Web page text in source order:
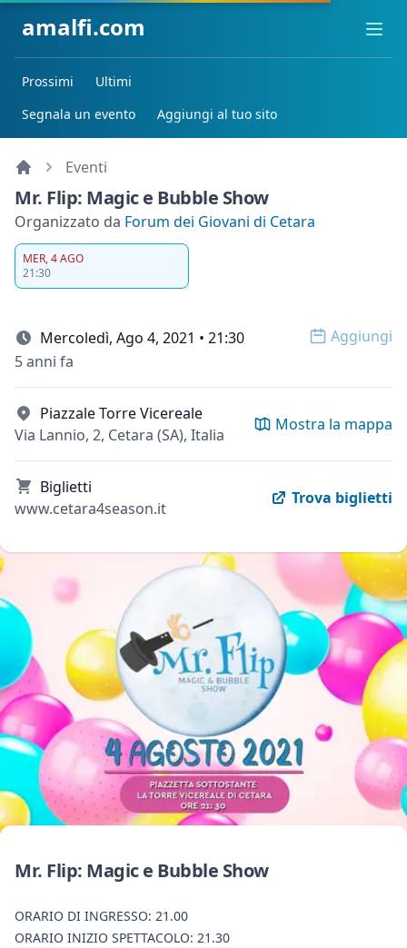
amalfi.com
Prossimi
Ultimi
Segnala un evento
Aggiungi al tuo sito
Eventi
Mr. Flip: Magic e Bubble Show
Organizzato da Forum dei Giovani di Cetara
MER, 4 AGO
21:30
Mercoledì, Ago 4, 2021 • 21:30 Open
Aggiungi
5 anni fa
Piazzale Torre Vicereale
Via Lannio, 2, Cetara (SA), Italia
Mostra la mappa
Biglietti
www.cetara4season.it
Trova biglietti
Mr. Flip: Magic e Bubble Show
ORARIO DI INGRESSO: 21.00
ORARIO INIZIO SPETTACOLO: 21.30